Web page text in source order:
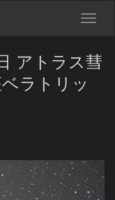
アトラス彗
ラトリッ